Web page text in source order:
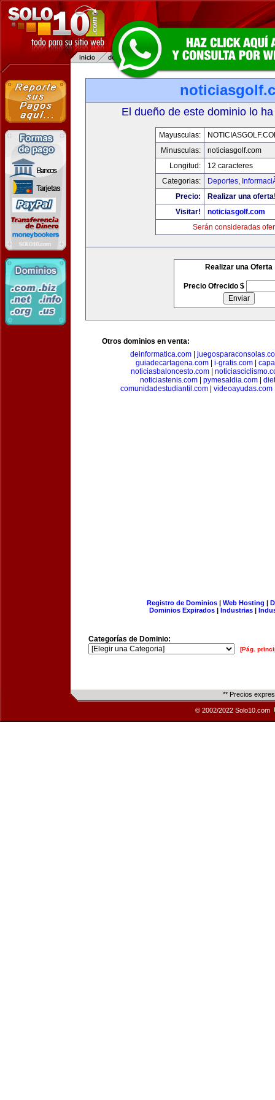
El dueño de este dominio lo
Mayusculas:
Minusculas:
noticiasgolf.com
Longitud:
12 caracteres
Categorias:
Deportes,
Precio:
Realizar una
Visitar!
noticiasgolf.com
Serán consideradas
Realizar una Oferta
Precio Ofrecido $
Otros dominios en venta:
deinformatica.com
guiadecartagena.com| i-gratis.com|
noticiasbaloncesto.com
noticiastenis.com
pymesaldia.com
comunidadestudiantil.com| videoayudas.com
Registro de Dominios| Web Hosting |
Dominios Expirados | Industrias |
Categorías de Dominio:
[Pág.
** Precios
© 2002/2022 Solo10.com